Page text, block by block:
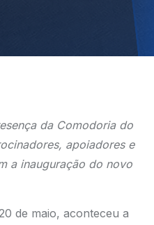
da Comodoria do
apoiadores e
a inauguração do novo
de maio, aconteceu a